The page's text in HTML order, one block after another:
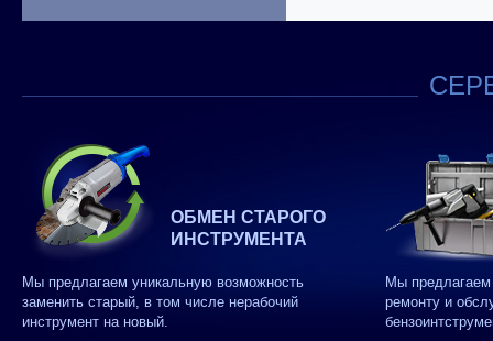
ОБМЕН СТАРОГО
ИНСТРУМЕНТА
Мы предлагаем уникальную возможность
заменить старый, в том числе нерабочий
инструмент на новый.
Мы
ремонту и